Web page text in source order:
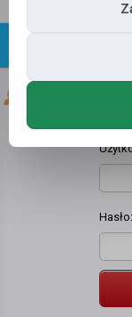
Hasło: